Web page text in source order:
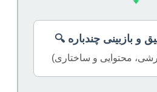
و بازبینی چندباره 🔍
محتوایی و ساختاری)